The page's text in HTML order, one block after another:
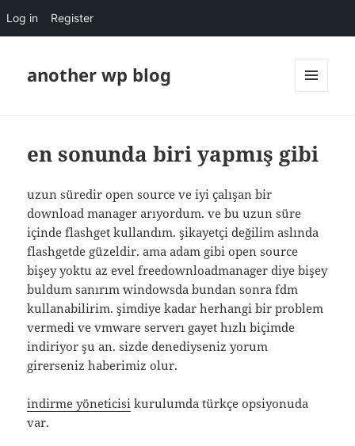
Log in Register
another wp blog
en sonunda biri yapmış gibi
uzun süredir open source ve iyi çalışan bir
download manager arıyordum. ve bu uzun süre
içinde flashget kullandım. şikayetçi değilim aslında
flashgetde güzeldir. ama adam gibi open source
bişey yoktu az evel freedownloadmanager diye bişey
buldum sanırım windowsda bundan sonra fdm
kullanabilirim. şimdiye kadar herhangi bir problem
vermedi ve vmware serverı gayet hızlı biçimde
indiriyor şu an. sizde denediyseniz yorum
girerseniz haberimiz olur.
indirme yöneticisi kurulumda türkçe opsiyonuda
var.